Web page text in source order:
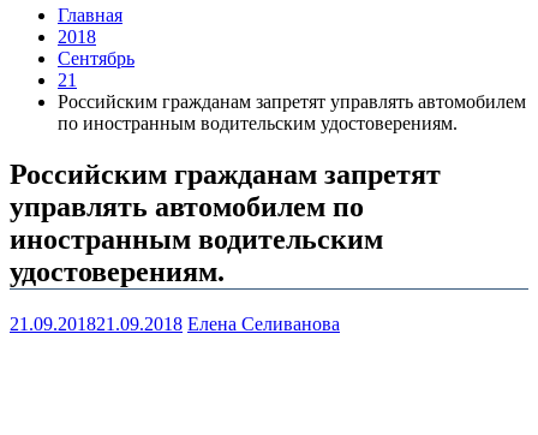
Главная
2018
Сентябрь
21
Российским гражданам запретят управлять автомобилем
по иностранным водительским удостоверениям.
Российским гражданам запретят
управлять автомобилем по
иностранным водительским
удостоверениям.
21.09.201821.09.2018 Елена Селиванова